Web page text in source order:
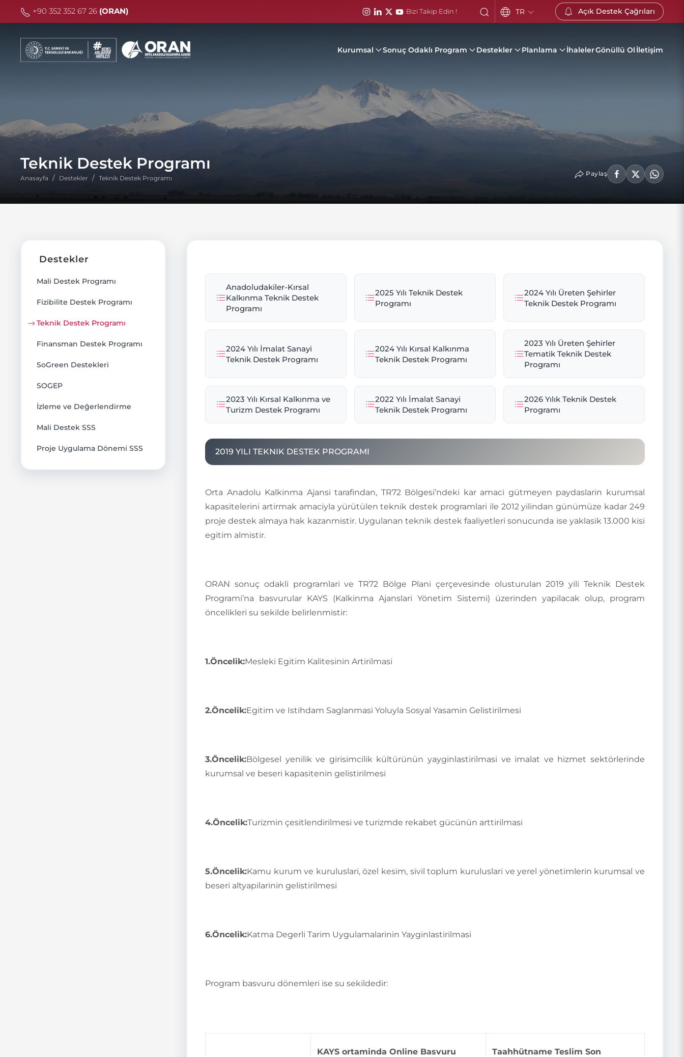
+90 352 352 67 26 (ORAN) Bizi Takip Edin ! TR Açık Destek Çağrıları
Kurumsal Sonuç Odaklı Program Destekler Planlama İhalelerGönüllü Ol İletişim
Teknik Destek Programı
Anasayfa Destekler Teknik Destek Programı
Paylaş
Destekler
Mali Destek Programı
Fizibilite Destek Programı
Teknik Destek Programı
Finansman Destek Programı
SoGreen Destekleri
SOGEP
İzleme ve Değerlendirme
Mali Destek SSS
Proje Uygulama Dönemi SSS
Anadoludakiler-Kırsal
Kalkınma Teknik Destek
Programı
2025 Yılı Teknik Destek
Programı
2024 Yılı Üreten Şehirler
Teknik Destek Programı
2024 Yılı İmalat Sanayi
Teknik Destek Programı
2024 Yılı Kırsal Kalkınma
Teknik Destek Programı
2023 Yılı Üreten Şehirler
Tematik Teknik Destek
Programı
2023 Yılı Kırsal Kalkınma ve
Turizm Destek Programı
2022 Yılı İmalat Sanayi
Teknik Destek Programı
2026 Yılık Teknik Destek
Programı
2019 YILI TEKNIK DESTEK PROGRAMI
Orta Anadolu Kalkinma Ajansi tarafindan, TR72 Bölgesi’ndeki kar amaci gütmeyen paydaslarin kurumsal
kapasitelerini artirmak amaciyla yürütülen teknik destek programlari ile 2012 yilindan günümüze kadar 249
proje destek almaya hak kazanmistir. Uygulanan teknik destek faaliyetleri sonucunda ise yaklasik 13.000 kisi
egitim almistir.
ORAN sonuç odakli programlari ve TR72 Bölge Plani çerçevesinde olusturulan 2019 yili Teknik Destek
Programi’na basvurular KAYS (Kalkinma Ajanslari Yönetim Sistemi) üzerinden yapilacak olup, program
öncelikleri su sekilde belirlenmistir:
1.Öncelik:Mesleki Egitim Kalitesinin Artirilmasi
2.Öncelik:Egitim ve Istihdam Saglanmasi Yoluyla Sosyal Yasamin Gelistirilmesi
3.Öncelik:Bölgesel yenilik ve girisimcilik kültürünün yayginlastirilmasi ve imalat ve hizmet sektörlerinde
kurumsal ve beseri kapasitenin gelistirilmesi
4.Öncelik:Turizmin çesitlendirilmesi ve turizmde rekabet gücünün arttirilmasi
5.Öncelik:Kamu kurum ve kuruluslari, özel kesim, sivil toplum kuruluslari ve yerel yönetimlerin kurumsal ve
beseri altyapilarinin gelistirilmesi
6.Öncelik:Katma Degerli Tarim Uygulamalarinin Yayginlastirilmasi
Program basvuru dönemleri ise su sekildedir:
KAYS ortaminda Online Basvuru
Taahhütname Teslim Son